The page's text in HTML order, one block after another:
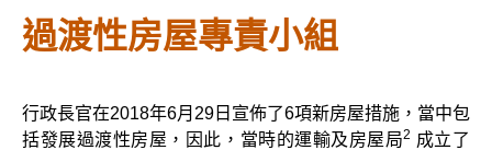
過渡性房屋專責小組
行政長官在2018年6月29日宣佈了6項新房屋措施，當中包
括發展過渡性房屋，因此，當時的運輸及房屋局2 成立了